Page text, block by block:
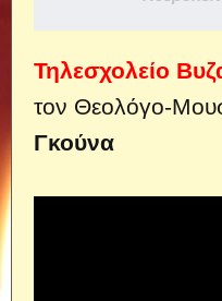
Τηλεσχολείο
τον Θεολόγο-
Γκούνα